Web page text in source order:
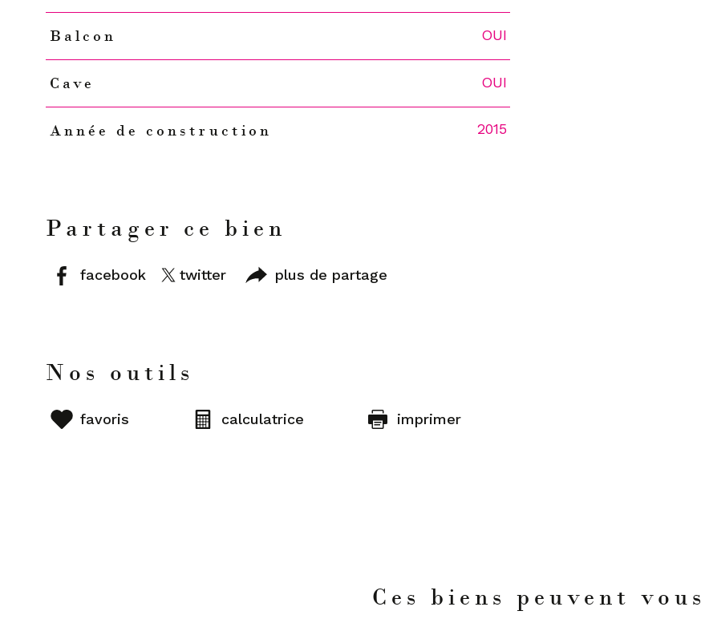
Balcon OUI
Cave OUI
Année de construction 2015
Partager ce bien
facebook twitter plus de partage
Nos outils
favoris calculatrice imprimer
Ces biens peuvent vous